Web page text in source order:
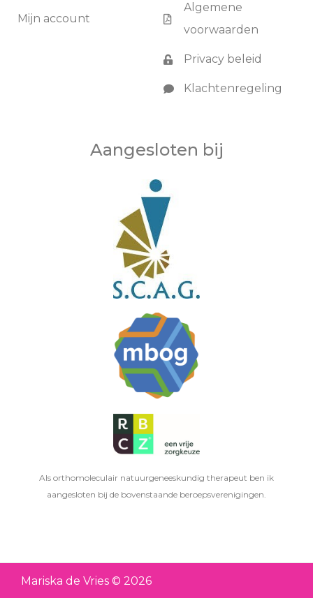
Mijn account
Algemene
voorwaarden
Privacy beleid
Klachtenregeling
Aangesloten bij
Als orthomoleculair natuurgeneeskundig therapeut ben ik
aangesloten bij de bovenstaande beroepsverenigingen.
Mariska de Vries © 2026